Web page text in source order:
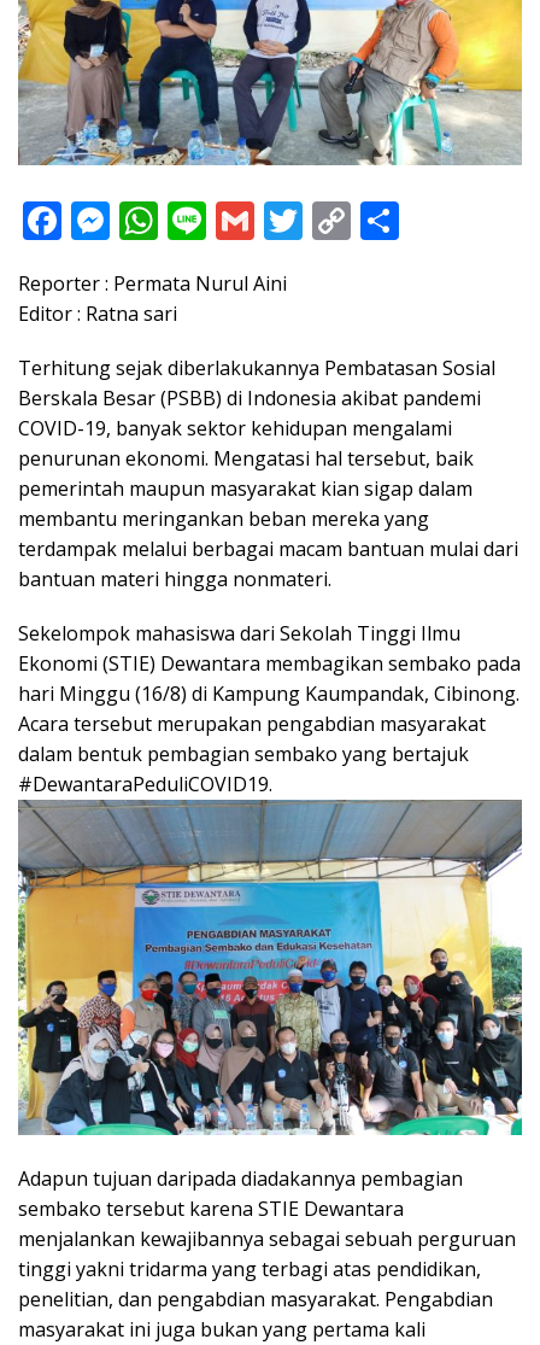
F
ac
e
b
o
o
k
M
e
ss
e
n
g
er
W
h
at
s
A
p
p
Li
n
e
G
m
ai
T
w
C
o
Li
n
k
Reporter : Permata Nurul Aini
Editor : Ratna sari
Terhitung sejak diberlakukannya Pembatasan Sosial
Berskala Besar (PSBB) di Indonesia akibat pandemi
COVID-19, banyak sektor kehidupan mengalami
penurunan ekonomi. Mengatasi hal tersebut, baik
pemerintah maupun masyarakat kian sigap dalam
membantu meringankan beban mereka yang
terdampak melalui berbagai macam bantuan mulai dari
bantuan materi hingga nonmateri.
Sekelompok mahasiswa dari Sekolah Tinggi Ilmu
Ekonomi (STIE) Dewantara membagikan sembako pada
hari Minggu (16/8) di Kampung Kaumpandak, Cibinong.
Acara tersebut merupakan pengabdian masyarakat
dalam bentuk pembagian sembako yang bertajuk
#DewantaraPeduliCOVID19.
Adapun tujuan daripada diadakannya pembagian
sembako tersebut karena STIE Dewantara
menjalankan kewajibannya sebagai sebuah perguruan
tinggi yakni tridarma yang terbagi atas pendidikan,
penelitian, dan pengabdian masyarakat. Pengabdian
masyarakat ini juga bukan yang pertama kali